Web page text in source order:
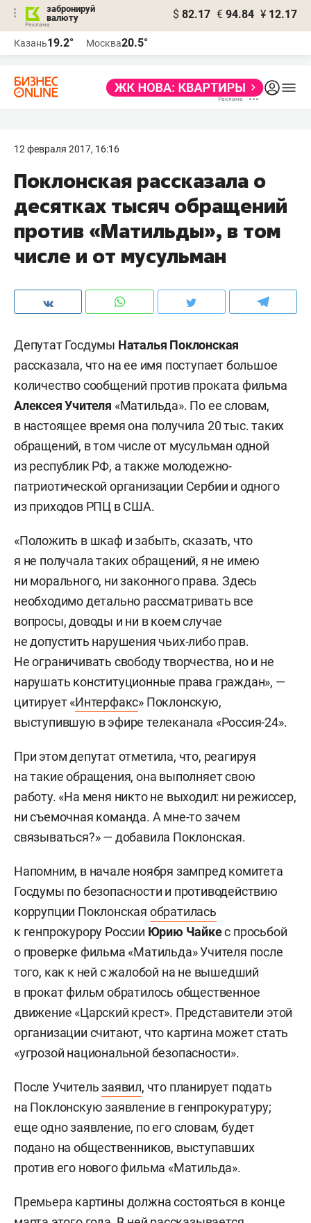
забронируй
валюту
$ 82.17 € 94.84 ¥ 12.17
Казань19.2° Москва20.5°
12 февраля 2017, 16:16
​Поклонская рассказала о
десятках тысяч обращений
против «Матильды», в том
числе и от мусульман
Депутат Госдумы Наталья Поклонская
рассказала, что на ее имя поступает большое
количество сообщений против проката фильма
Алексея Учителя «Матильда». По ее словам,
в настоящее время она получила 20 тыс. таких
обращений, в том числе от мусульман одной
из республик РФ, а также молодежно-
патриотической организации Сербии и одного
из приходов РПЦ в США.
«Положить в шкаф и забыть, сказать, что
я не получала таких обращений, я не имею
ни морального, ни законного права. Здесь
необходимо детально рассматривать все
вопросы, доводы и ни в коем случае
не допустить нарушения чьих-либо прав.
Не ограничивать свободу творчества, но и не
нарушать конституционные права граждан», —
цитирует «Интерфакс» Поклонскую,
выступившую в эфире телеканала «Россия-24».
При этом депутат отметила, что, реагируя
на такие обращения, она выполняет свою
работу. «На меня никто не выходил: ни режиссер,
ни съемочная команда. А мне-то зачем
связываться?» — добавила Поклонская.
Напомним, в начале ноября зампред комитета
Госдумы по безопасности и противодействию
коррупции Поклонская обратилась
к генпрокурору России Юрию Чайкес просьбой
о проверке фильма «Матильда» Учителя после
того, как к ней с жалобой на не вышедший
в прокат фильм обратилось общественное
движение «Царский крест». Представители этой
организации считают, что картина может стать
«угрозой национальной безопасности».
После Учительзаявил, что планирует подать
на Поклонскую заявление в генпрокуратуру;
ещеодно заявление, по его словам, будет
подано на общественников, выступавших
против его нового фильма «Матильда».
Премьера картины должна состояться в конце